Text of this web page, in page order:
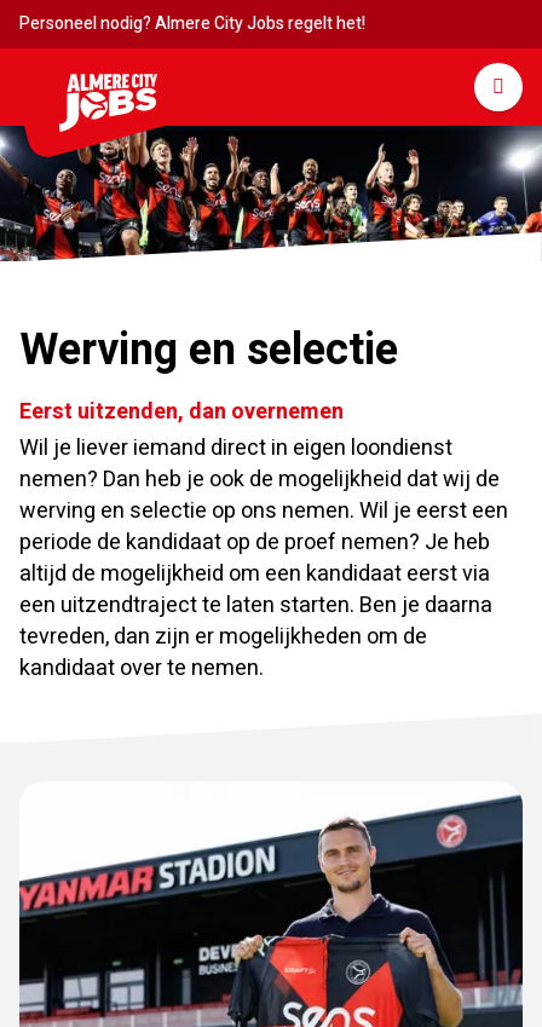
Personeel nodig? Almere City Jobs regelt het!
Werving en selectie
Eerst uitzenden, dan overnemen
Wil je liever iemand direct in eigen loondienst
nemen? Dan heb je ook de mogelijkheid dat wij de
werving en selectie op ons nemen. Wil je eerst een
periode de kandidaat op de proef nemen? Je heb
altijd de mogelijkheid om een kandidaat eerst via
een uitzendtraject te laten starten. Ben je daarna
tevreden, dan zijn er mogelijkheden om de
kandidaat over te nemen.